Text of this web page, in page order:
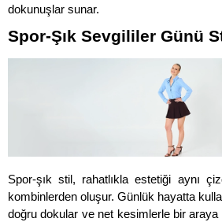
dokunuşlar sunar.
Spor-Şık Sevgililer Günü
Spor-şık stil, rahatlıkla estetiği aynı
kombinlerden oluşur. Günlük hayatta
doğru dokular ve net kesimlerle bir